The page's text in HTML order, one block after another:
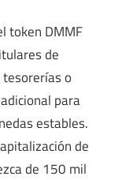
token DMMF
de
o
para
estables.
de
de 150 mil